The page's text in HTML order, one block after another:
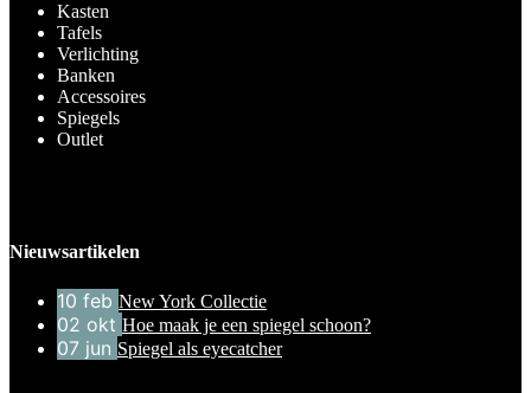
Kasten
Tafels
Verlichting
Banken
Accessoires
Spiegels
Outlet
Nieuwsartikelen
10 feb New York Collectie
02 okt Hoe maak je een spiegel schoon?
07 jun Spiegel als eyecatcher